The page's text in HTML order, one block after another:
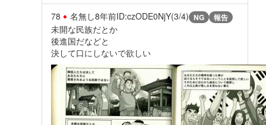
78 名無し8年前ID:czODE0NjY(3/4) NG 報告
未開な民族だとか
後進国だなどと
決して口にしないで欲しい